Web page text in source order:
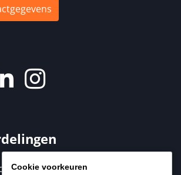
Cookie voorkeuren
ons met een 9,3 / 10. Elke